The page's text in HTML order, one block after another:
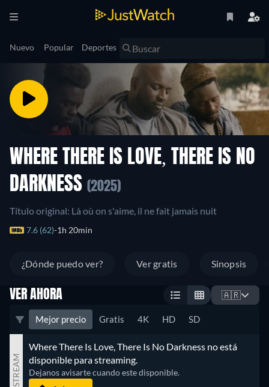
Nuevo Popular Deportes
WHERE THERE IS LOVE, THERE IS NO
DARKNESS (2025)
Título original: Là où on s'aime, il ne fait jamais nuit
7.6 (62) 1h 20min
¿Dónde puedo ver? Ver gratis Sinopsis
VER AHORA 🇦🇷
Mejor precio Gratis 4K HD SD
STREAM
Where There Is Love, There Is No Darkness no está
disponible para streaming.
Dejanos avisarte cuando este disponible.